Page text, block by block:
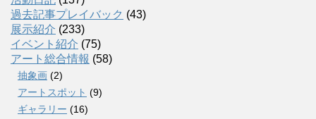
過去記事プレイバック (43)
展示紹介 (233)
イベント紹介 (75)
アート総合情報 (58)
抽象画 (2)
アートスポット (9)
ギャラリー (16)